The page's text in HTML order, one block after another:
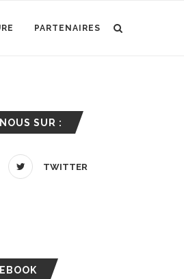
PARTENAIRES
SUR :
TWITTER